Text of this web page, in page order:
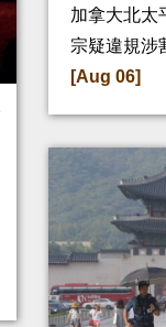
加拿大北太
宗疑違規涉
[Aug 06]